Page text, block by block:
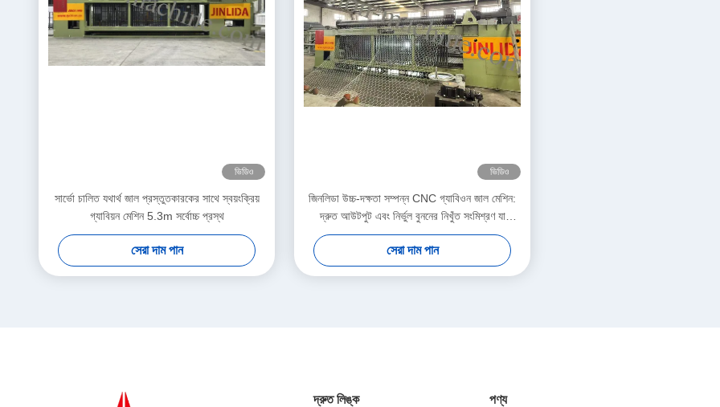
ভিডিও
সার্ভো চালিত যথার্থ জাল প্রস্তুতকারকের সাথে স্বয়ংক্রিয়
গ্যাবিয়ন মেশিন 5.3m সর্বোচ্চ প্রস্থ
সেরা দাম পান
ভিডিও
জিনলিডা উচ্চ-দক্ষতা সম্পন্ন CNC গ্যাবিওন জাল মেশিন:
দ্রুত আউটপুট এবং নির্ভুল বুননের নিখুঁত সংমিশ্রণ যা
উৎপাদনশীলতা বাড়ায়
সেরা দাম পান
দ্রুত লিঙ্ক পণ্য